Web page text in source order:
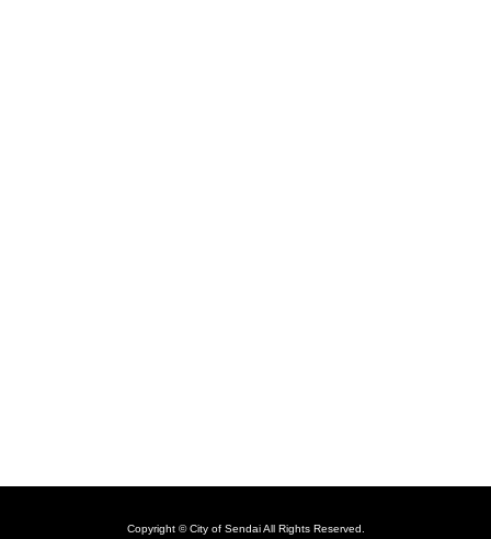
Copyright © City of Sendai All Rights Reserved.